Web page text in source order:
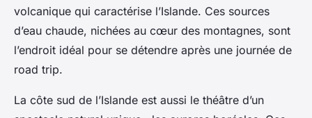
volcanique qui caractérise l’Islande. Ces sources
d’eau chaude, nichées au cœur des montagnes, sont
l’endroit idéal pour se détendre après une journée de
road trip.
La côte sud de l’Islande est aussi le théâtre d’un